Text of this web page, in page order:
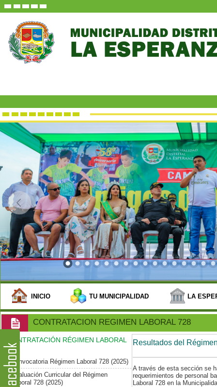
INICIO TU MUNICIPALIDAD LA
CONTRATACION REGIMEN LABORAL 728
CONTRATACIÓN RÉGIMEN LABORAL
728
Convocatoria Régimen Laboral 728 (2025)
Evaluación Curricular del Régimen
Laboral 728 (2025)
Resultados del
A través de esta sección se
requerimientos de personal
Laboral 728 en la